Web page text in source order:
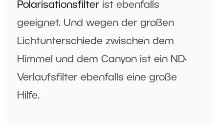
Polarisationsfilter ist ebenfalls
geeignet. Und wegen der großen
Lichtunterschiede zwischen dem
Himmel und dem Canyon ist ein ND-
Verlaufsfilter ebenfalls eine große
Hilfe.